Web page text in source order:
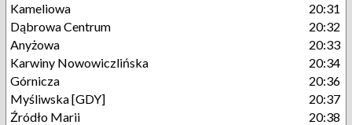
Kameliowa
20:31
Dąbrowa Centrum
20:32
Anyżowa
20:33
Karwiny Nowowiczlińska
20:34
Górnicza
20:36
Myśliwska [GDY]
20:37
Źródło Marii
20:38